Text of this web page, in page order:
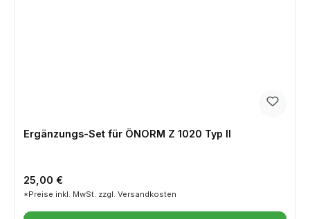
Ergänzungs-Set für ÖNORM Z 1020 Typ II
Regulärer Preis:
25,00 €
*Preise inkl. MwSt. zzgl. Versandkosten